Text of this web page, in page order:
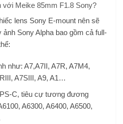
Meike 85mm F1.8 Sony?
lens Sony E-mount nên sẽ
Sony Alpha bao gồm cả full-
như: A7,A7II, A7R, A7M4,
A7SIII, A9, A1…
C, tiêu cự tương đương
A6300, A6400, A6500,